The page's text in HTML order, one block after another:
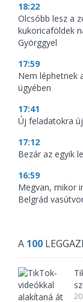
18:22
Olcsóbb lesz a
kukoricaföldek
Györggyel
17:59
Nem léphetnek
ügyében
17:41
Új feladatokra
17:12
Bezár az egyik
16:59
Megvan, mikor
Belgrád
A 100